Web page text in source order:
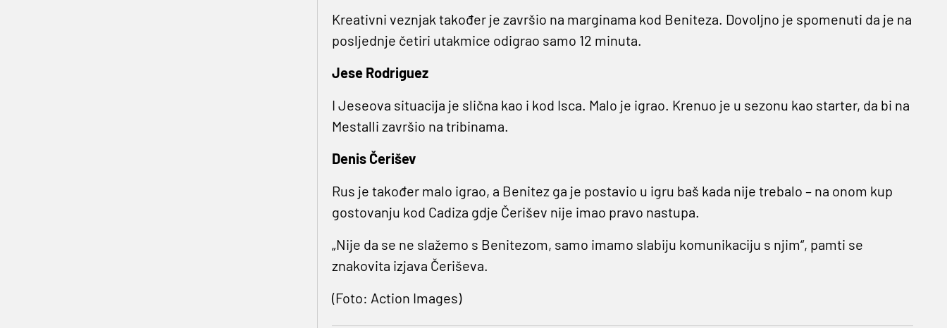
Kreativni veznjak također je završio na marginama kod Beniteza. Dovoljno je spomenuti da je na
posljednje četiri utakmice odigrao samo 12 minuta.
Jese Rodriguez
I Jeseova situacija je slična kao i kod Isca. Malo je igrao. Krenuo je u sezonu kao starter, da bi na
Mestalli završio na tribinama.
Denis Čerišev
Rus je također malo igrao, a Benitez ga je postavio u igru baš kada nije trebalo – na onom kup
gostovanju kod Cadiza gdje Čerišev nije imao pravo nastupa.
„Nije da se ne slažemo s Benitezom, samo imamo slabiju komunikaciju s njim“, pamti se
znakovita izjava Čeriševa.
(Foto: Action Images)